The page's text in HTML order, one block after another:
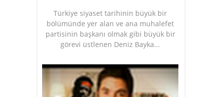
Türkiye siyaset tarihinin büyük bir
bölümünde yer alan ve ana muhalefet
partisinin başkanı olmak gibi büyük bir
görevi üstlenen Deniz Bayka...